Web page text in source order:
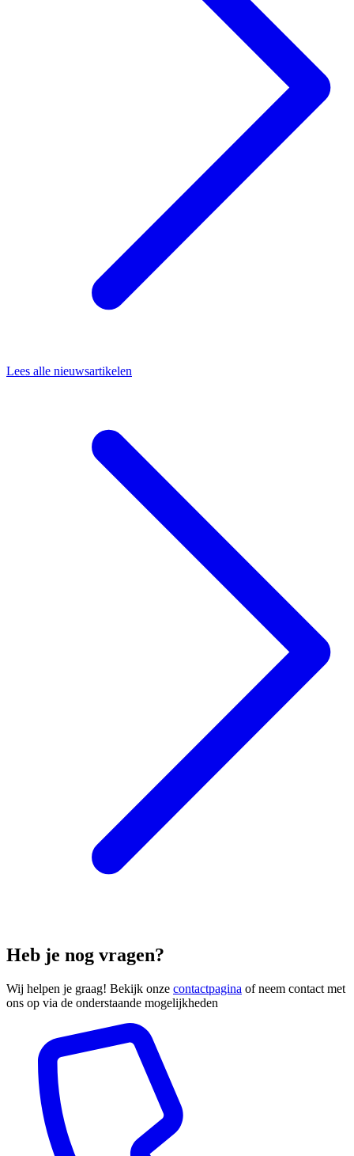
Lees alle nieuwsartikelen
Heb je nog vragen?
Wij helpen je graag! Bekijk onze contactpagina of neem contact met
ons op via de onderstaande mogelijkheden